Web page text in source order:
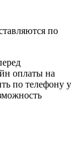
по
оплаты на
по телефону у